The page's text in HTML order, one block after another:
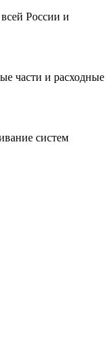
России и
части и расходные
систем